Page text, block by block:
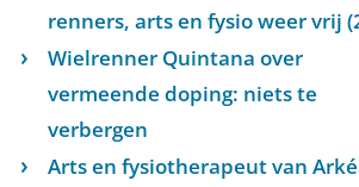
renners, arts en fysio weer vrij
Wielrenner Quintana over
vermeende doping: niets te
verbergen
Arts en fysiotherapeut van